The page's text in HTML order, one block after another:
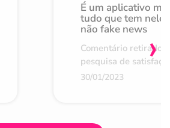
É um aplicativo
tudo que tem nele
não fake news
Comentário retirado
pesquisa de
30/01/2023
›